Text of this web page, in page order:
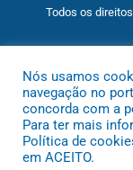
Todos os
Nós usamos
navegação no
concorda com a
Para ter mais
Política de
em ACEITO.